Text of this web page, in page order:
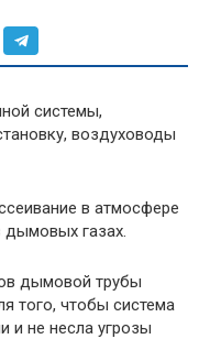
системы,
воздуховоды
в атмосфере
газах.
дымовой трубы
того, чтобы система
и не несла угрозы